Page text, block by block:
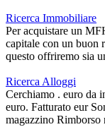
Ricerca Immobiliare
Per acquistare un
capitale con un buon
questo offriremo sia
Ricerca Alloggi
Cerchiamo . euro da
euro. Fatturato eur
magazzino Rimborso